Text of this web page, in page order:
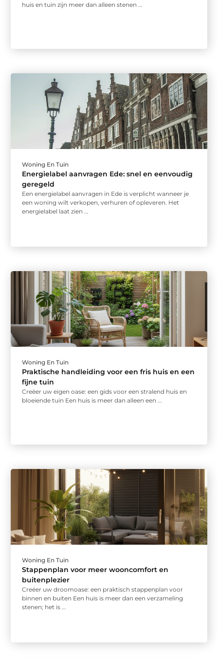
huis en tuin zijn meer dan alleen stenen ...
Woning En Tuin
Energielabel aanvragen Ede: snel en eenvoudig
geregeld
Een energielabel aanvragen in Ede is verplicht wanneer je
een woning wilt verkopen, verhuren of opleveren. Het
energielabel laat zien ...
Woning En Tuin
Praktische handleiding voor een fris huis en een
fijne tuin
Creëer uw eigen oase: een gids voor een stralend huis en
bloeiende tuin Een huis is meer dan alleen een ...
Woning En Tuin
Stappenplan voor meer wooncomfort en
buitenplezier
Creëer uw droomoase: een praktisch stappenplan voor
binnen en buiten Een huis is meer dan een verzameling
stenen; het is ...